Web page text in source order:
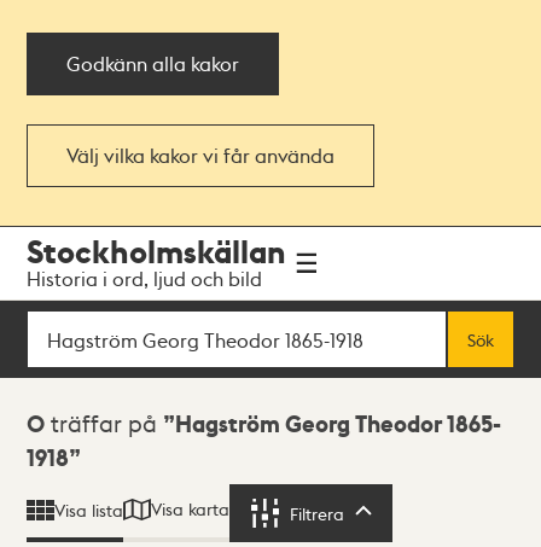
Godkänn alla kakor
Välj vilka kakor vi får använda
navigationen
huvudinnehållet
Stockholmskällan
Historia i ord, ljud och bild
Sök
Sök
Sökresultat
0 träffar på
Hagström Georg Theodor 1865-
1918
Visa lista Visa karta Filtrera